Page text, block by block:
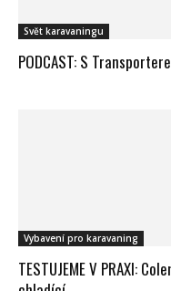
Svět karavaningu
PODCAST: S
Vybavení pro karavaning
TESTUJEME V PRAXI: